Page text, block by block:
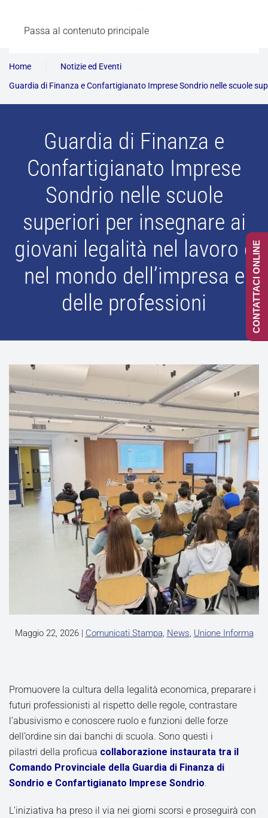
Passa al contenuto principale
Home
Notizie ed Eventi
Guardia di Finanza e Confartigianato Imprese Sondrio nelle scuole
Guardia di Finanza e
Confartigianato Imprese
Sondrio nelle scuole
superiori per insegnare ai
giovani legalità nel lavoro e
nel mondo dell’impresa e
delle professioni
Maggio 22, 2026| Comunicati Stampa, News, Unione Informa
Promuovere la cultura della legalità economica, preparare i
futuri professionisti al rispetto delle regole, contrastare
l’abusivismo e conoscere ruolo e funzioni delle forze
dell’ordine sin dai banchi di scuola. Sono questi i
pilastri della proficua collaborazione instaurata tra il
Comando Provinciale della Guardia di Finanza di
Sondrio e Confartigianato Imprese Sondrio.
L’iniziativa ha preso il via nei giorni scorsi e proseguirà con
CONTATTACI ONLINE